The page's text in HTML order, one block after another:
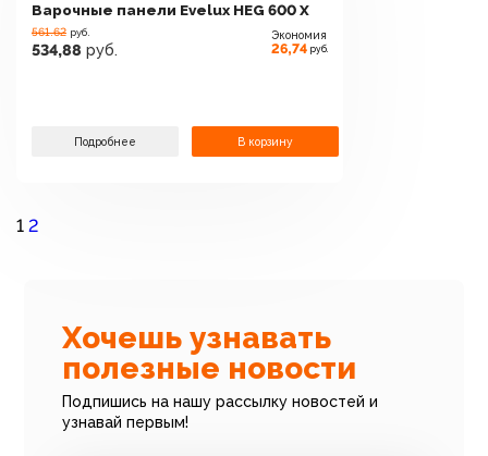
Варочные панели Evelux HEG 600 X
561.62 руб.
534,88 руб.
Экономия
26,74 руб.
Подробнее В корзину
1 2
Хочешь узнавать
полезные новости
Подпишись на нашу рассылку новостей и
узнавай первым!